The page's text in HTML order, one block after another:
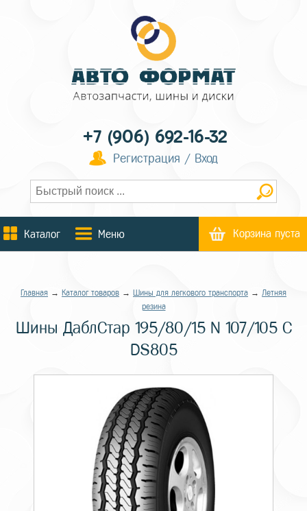
+7 (906) 692-16-32
Регистрация / Вход
Каталог Меню Корзина пуста
Главная → Каталог товаров → Шины для легкового транспорта → Летняя
резина
Шины ДаблСтар 195/80/15 N 107/105 C
DS805